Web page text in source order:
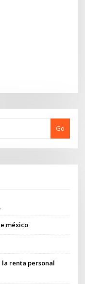
Go
méxico
la renta personal